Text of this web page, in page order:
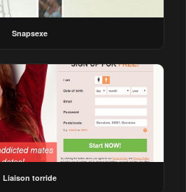
Snapsexe
Liaison torride